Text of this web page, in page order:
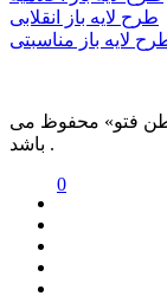
طرح لایه باز انقلابی
لایه باز مناسبتی
فتو» محفوظ می
باشد .
0